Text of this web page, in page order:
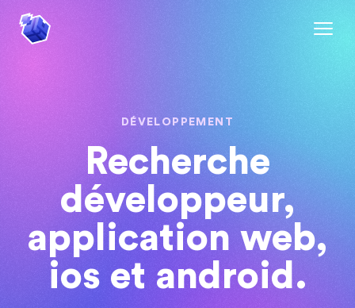
DÉVELOPPEMENT
Recherche
développeur,
application web,
ios et android.